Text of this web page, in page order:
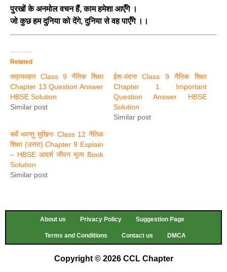
पुरखों के अनमोल वचन हैं, काम हमेशा आएँगे ।
जो कुछ हम दुनिया को देंगे, दुनिया से वह पाएँगे ।।
Related
सद्व्यवहार Class 9 नैतिक शिक्षा
Chapter 13 Question Answer
HBSE Solution
Similar post
ईश-वंदना Class 9 नैतिक शिक्षा
Chapter 1 Important
Question Answer HBSE
Solution
Similar post
सर्वे भवन्तु सुखिनः Class 12 नैतिक
शिक्षा (उत्तरा) Chapter 9 Explain
– HBSE आदर्श जीवन मूल्य Book
Solution
Similar post
About us Privacy Policy Suggestion Page
Terms and Conditions Contact us DMCA
Copyright © 2026 CCL Chapter